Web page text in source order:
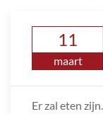
11
maart
Er zal eten